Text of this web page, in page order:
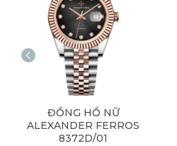
ĐỒNG HỒ NỮ
ALEXANDER FERROS
8372D/01